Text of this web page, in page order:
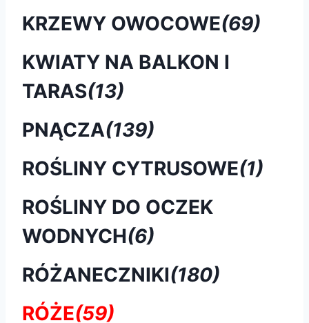
KRZEWY OWOCOWE(69)
KWIATY NA BALKON I
TARAS(13)
PNĄCZA(139)
ROŚLINY CYTRUSOWE(1)
ROŚLINY DO OCZEK
WODNYCH(6)
RÓŻANECZNIKI(180)
RÓŻE(59)